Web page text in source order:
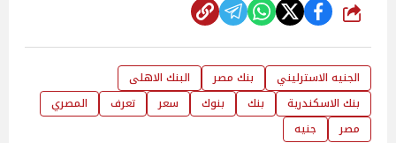
شارك
الجنيه الاسترليني بنك مصر
البنك الاهلى
بنك الاسكندرية
بنك بنوك سعر تعرف
المصري
مصر
جنيه